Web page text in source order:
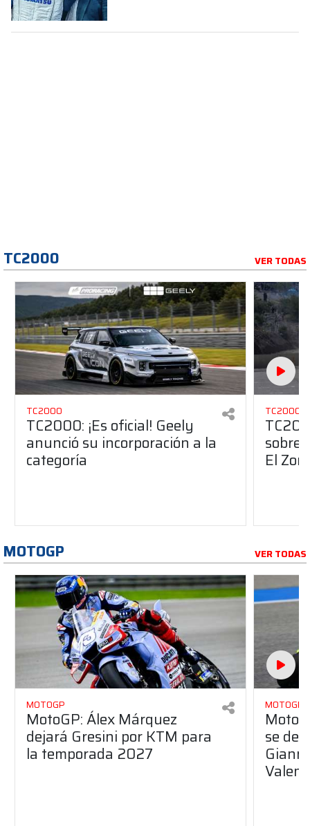
TC2000 VER TODAS
TC2000
TC2000: ¡Es oficial! Geely
anunció su incorporación a la
categoría
TC2000
sobre
El
MOTOGP VER TODAS
MOTOGP
MotoGP: Álex Márquez
dejará Gresini por KTM para
la temporada 2027
MOTOGP
se